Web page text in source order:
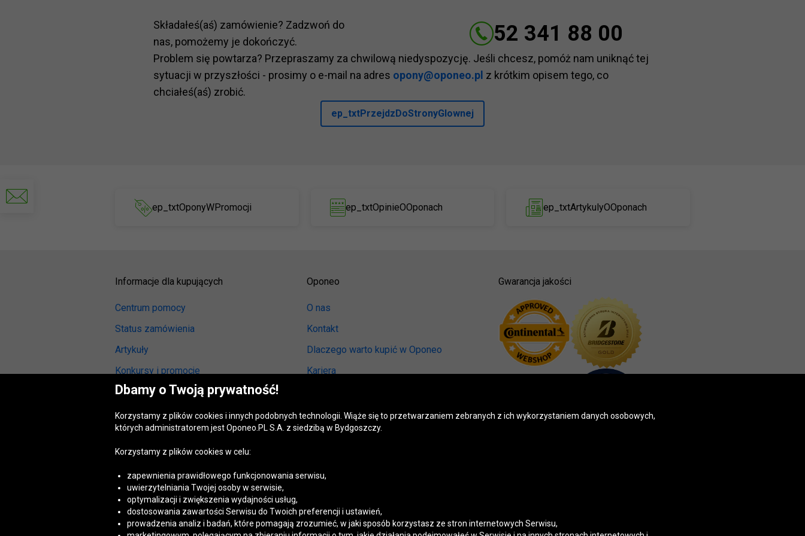
Składałeś(aś) zamówienie? Zadzwoń do
nas, pomożemy je dokończyć.
52 341 88 00
Problem się powtarza? Przepraszamy za chwilową niedyspozycję. Jeśli chcesz, pomóż nam uniknąć tej
sytuacji w przyszłości - prosimy o e-mail na adres opony@oponeo.pl z krótkim opisem tego, co
chciałeś(aś) zrobić.
ep_txtPrzejdzDoStronyGlownej
ep_txtOponyWPromocji ep_txtOpinieOOponach ep_txtArtykulyOOponach
Informacje dla kupujących
Centrum pomocy
Status zamówienia
Artykuły
Konkursy i promocje
Odstąpienie od umowy
Reklamacja gwarancyjna
Opinie o oponach
Akt o usługach cyfrowych(DSA)
Dostępność cyfrowa
Oponeo
O nas
Kontakt
Dlaczego warto kupić w Oponeo
Kariera
Biuro prasowe
Kręci nas recykling
Mapa fotoradarów
Ustawienia cookies
Gwarancja jakości
Dbamy o Twoją prywatność!
Korzystamy z plików cookies i innych podobnych technologii. Wiąże się to przetwarzaniem zebranych z ich wykorzystaniem danych osobowych,
których administratorem jest Oponeo.PL S.A. z siedzibą w Bydgoszczy.
Korzystamy z plików cookies w celu:
zapewnienia prawidłowego funkcjonowania serwisu,
uwierzytelniania Twojej osoby w serwisie,
optymalizacji i zwiększenia wydajności usług,
dostosowania zawartości Serwisu do Twoich preferencji i ustawień,
prowadzenia analiz i badań, które pomagają zrozumieć, w jaki sposób korzystasz ze stron internetowych Serwisu,